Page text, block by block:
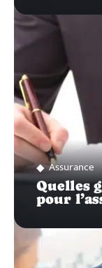
Assurance
Quelles
pour